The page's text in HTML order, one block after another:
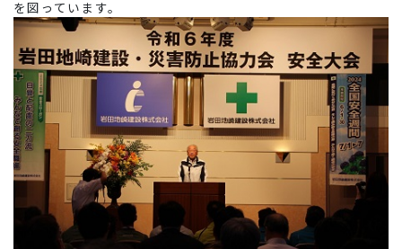
を図っています。